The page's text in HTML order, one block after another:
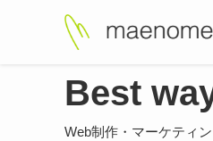
Best
Web制作・マーケティ